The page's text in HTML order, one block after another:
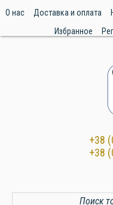
О нас Доставка и оплата
Избранное
+38
+38